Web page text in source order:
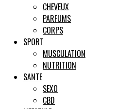
Male
CHEVEUX
PARFUMS
CORPS
SPORT
MUSCULATION
NUTRITION
SANTE
SEXO
CBD